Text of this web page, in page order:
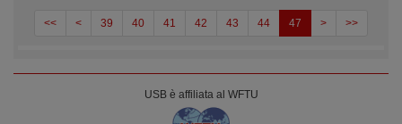
<< < 39 40 41 42 43 44 47 > >>
USB è affiliata al WFTU